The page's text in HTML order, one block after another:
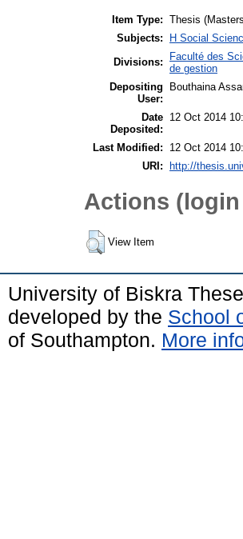
Item Type: Thesis
Subjects:
H Social
Divisions:
Faculté des
de gestion
Depositing
User:
Bouthaina
Date
Deposited:
12 Oct 2014
Last Modified:
12 Oct 2014
URI:
http://
Actions
View Item
University of Biskra
developed by the School
of Southampton. More